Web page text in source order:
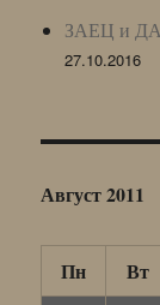
ЗАЕЦ и
27.10.2016
Август 2011
Пн Вт